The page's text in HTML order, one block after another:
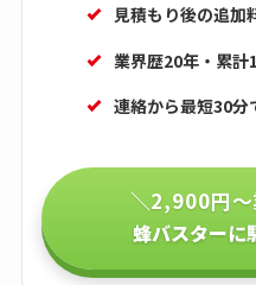
見積もり後の追加
業界歴20年・累計
連絡から最短30分
＼2,900円
蜂バスターに